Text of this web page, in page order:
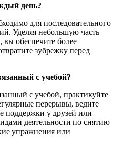
день?
для последовательного
Уделяя небольшую часть
обеспечите более
зубрежку перед
с учебой?
с учебой, практикуйте
перерывы, ведите
поддержки у друзей или
деятельности по снятию
упражнения или